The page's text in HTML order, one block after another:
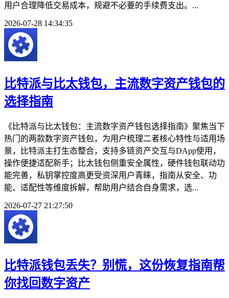
用户合理降低交易成本，规避不必要的手续费支出。...
2026-07-28 14:34:35
比特派与比太钱包，主流数字资产钱包的
选择指南
《比特派与比太钱包：主流数字资产钱包选择指南》聚焦当下
热门的两款数字资产钱包，为用户梳理二者核心特性与适用场
景，比特派主打生态整合，支持多链资产交互与DApp使用，
操作便捷适配新手；比太钱包侧重安全属性，硬件钱包联动功
能完善，私钥掌控度高更受资深用户青睐，指南从安全、功
能、适配性等维度拆解，帮助用户结合自身需求，选...
2026-07-27 21:27:50
比特派钱包丢失？别慌，这份恢复指南帮
你找回数字资产